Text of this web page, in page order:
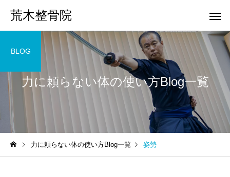
荒木整骨院
力に頼らない体の使い方Blog一覧
BLOG
力に頼らない体の使い方Blog一覧 姿勢